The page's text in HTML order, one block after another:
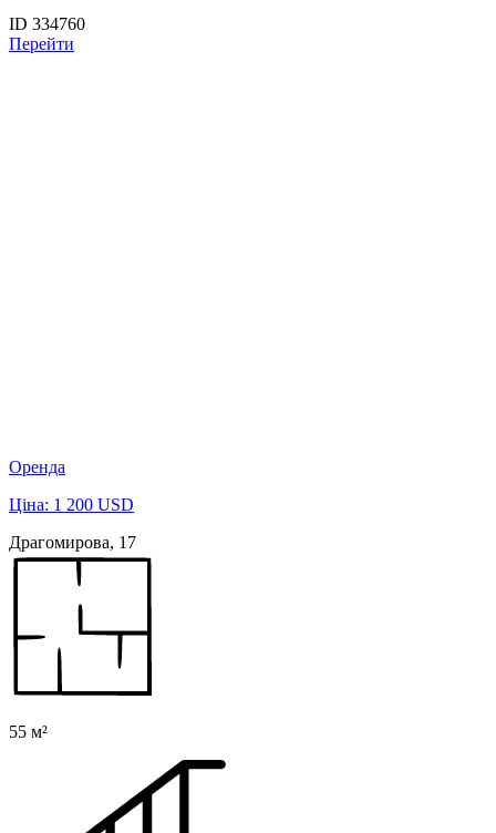
ID 334760
Перейти
Оренда
Ціна: 1 200 USD
Драгомирова, 17
55 м²